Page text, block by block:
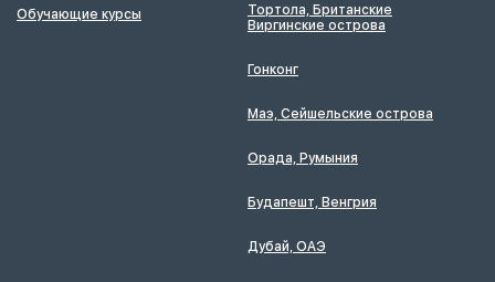
Обучающие курсы
Тортола, Британские
Виргинские острова
Гонконг
Маэ, Сейшельские острова
Орада, Румыния
Будапешт, Венгрия
Дубай, ОАЭ